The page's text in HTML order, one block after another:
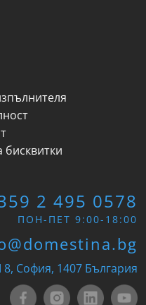
бисквитки
2 495 0578
ПОН-ПЕТ 9:00-18:00
8, София, 1407 България